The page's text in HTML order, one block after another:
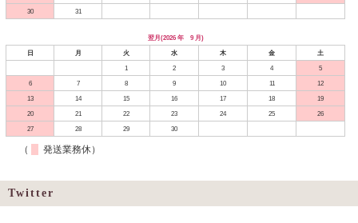
30
31
翌月(2026 年 9 月)
日
月 火 水 木 金
土
1
2 3 4
5
6
7 8 9 10 11
12
13
14 15 16 17 18
19
20
21 22 23 24 25
26
27
28 29 30
（ 発送業務休）
Twitter